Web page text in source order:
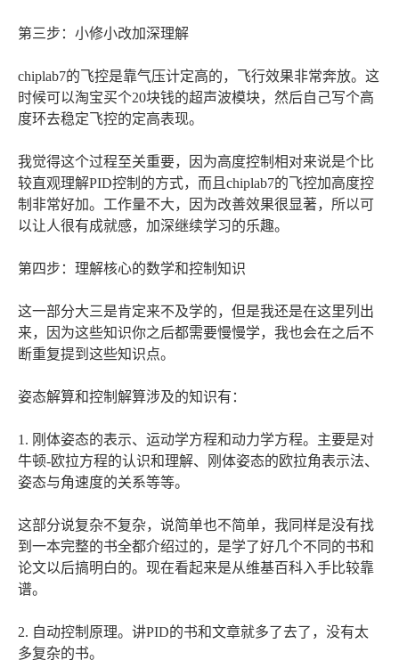
第三步：小修小改加深理解
chiplab7的飞控是靠气压计定高的，飞行效果非常奔放。这
时候可以淘宝买个20块钱的超声波模块，然后自己写个高
度环去稳定飞控的定高表现。
我觉得这个过程至关重要，因为高度控制相对来说是个比
较直观理解PID控制的方式，而且chiplab7的飞控加高度控
制非常好加。工作量不大，因为改善效果很显著，所以可
以让人很有成就感，加深继续学习的乐趣。
第四步：理解核心的数学和控制知识
这一部分大三是肯定来不及学的，但是我还是在这里列出
来，因为这些知识你之后都需要慢慢学，我也会在之后不
断重复提到这些知识点。
姿态解算和控制解算涉及的知识有：
1. 刚体姿态的表示、运动学方程和动力学方程。主要是对
牛顿-欧拉方程的认识和理解、刚体姿态的欧拉角表示法、
姿态与角速度的关系等等。
这部分说复杂不复杂，说简单也不简单，我同样是没有找
到一本完整的书全都介绍过的，是学了好几个不同的书和
论文以后搞明白的。现在看起来是从维基百科入手比较靠
谱。
2. 自动控制原理。讲PID的书和文章就多了去了，没有太
多复杂的书。